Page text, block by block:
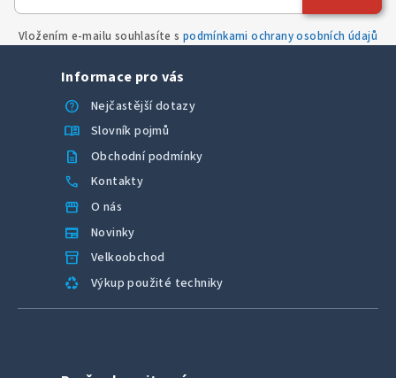
Vložením e-mailu souhlasíte s podmínkami ochrany osobních údajů
Informace pro vás
help
Nejčastější dotazy
menu_book Slovník pojmů
description Obchodní podmínky
call Kontakty
storefront O nás
newspaper Novinky
inventory_2 Velkoobchod
recycling Výkup použité techniky